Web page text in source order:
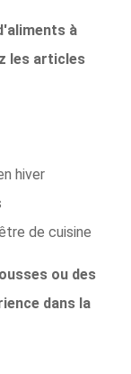
à
les articles
hiver
de cuisine
ou des
dans la